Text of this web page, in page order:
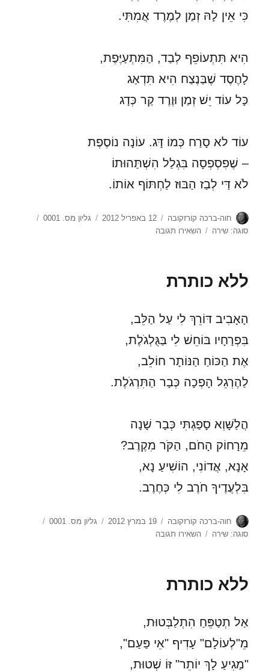
כִּי אֵין לָהּ זְמַן לְמֶרֶד אֲמִתִּי.
הִיא תִּתְעוֹפֵף לְבַד, הַמִּתְעַיֶּפֶת,
לָחֶסֶד שֶׁבַּנֶצַח הִיא תִּדְאַג
כָּל עוֹד יֵשׁ זְמַן וּוֶרֶד קַר כְּדָג
עוֹד לא סָרַח כְּמוֹ דָּג. עוֹנָה נוֹסֶפֶת
– שֶׁפִסְפְסָה בִּגְלַל הִשְׁתַּהוּתוֹ
לֹא דַּי לְבַז הַבּוּז לַחְתּוֹף אוֹתוֹ.
מחבר
חוה-ברכה קורזקובה
פורסם
בתאריך
12 באפריל 2012 קטגוריות
גליון מס. 0001
תגיות
סוגה: שירה
השאירו תגובהעבור
ללא כותרת
הָאָבִיב דּוֹרֵךְ לִי עַל הַלֵּב,
בִּפְרָחָיו בּוֹחֵשׁ לִי בַּגֻּלְגֹלֶת,
אֶת הַכּוֹחַ הַנּוֹתָר חוֹלֵב,
לַהֶרְגֵל הָפְכָה כְּבָר הַתִּרְגֹלֶת.
הֲלַשָּׁוְא סָפַגְתִּי כְּבָר שָׁנָה
מֵרָחוֹק הָחֹם, הַקֹּר מִקֶרֶב?
אָנָא, אֲדוֹנִי, הוֹשִׁיעַ נָא,
בִּלְעֲדֶיךָ חֹרֶב לִי כְּחֶרֶב.
מחבר
חוה-ברכה קורזקובה
פורסם
בתאריך
19 במרץ 2012 קטגוריות
גליון מס. 0001
תגיות
סוגה: שירה
השאירו תגובהעבור
ללא כותרת
אַל תְטַפֵּחַ הִתְלַבְּטוּת,
מֵ"לְעוֹלָם" עָדִיף "אֵי פַּעַם",
"מַגִיעַ לָךְ יוֹתֵר" זּוֹ שְׁטוּת,